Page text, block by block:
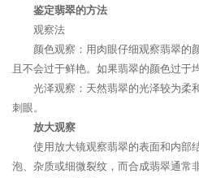
鉴定翡翠的方法
观察法
颜色观察：用肉眼仔细观察翡翠的
且不会过于鲜艳。如果翡翠的颜色过于
光泽观察：天然翡翠的光泽较为柔
刺眼。
放大观察
使用放大镜观察翡翠的表面和内部
泡、杂质或细微裂纹，而合成翡翠通常